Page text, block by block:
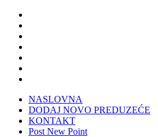
NASLOVNA
DODAJ NOVO PREDUZEĆE
KONTAKT
Post New Point